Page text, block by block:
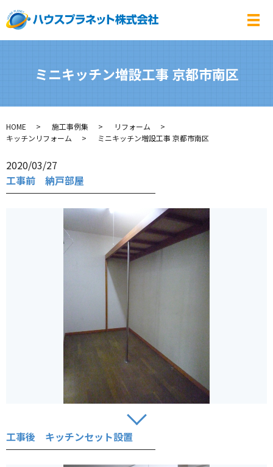
メ
ミニキッチン増設工事 京都市南区
HOME 施工事例集
リフォーム
キッチンリフォーム
ミニキッチン増設工事 京都市南区
2020/03/27
工事前 納戸部屋
工事後 キッチンセット設置